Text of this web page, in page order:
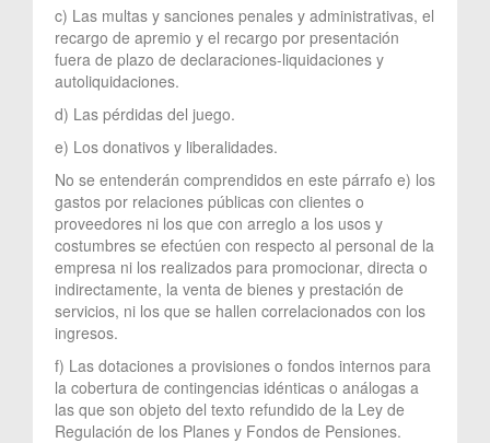
c) Las multas y sanciones penales y administrativas, el
recargo de apremio y el recargo por presentación
fuera de plazo de declaraciones-liquidaciones y
autoliquidaciones.
d) Las pérdidas del juego.
e) Los donativos y liberalidades.
No se entenderán comprendidos en este párrafo e) los
gastos por relaciones públicas con clientes o
proveedores ni los que con arreglo a los usos y
costumbres se efectúen con respecto al personal de la
empresa ni los realizados para promocionar, directa o
indirectamente, la venta de bienes y prestación de
servicios, ni los que se hallen correlacionados con los
ingresos.
f) Las dotaciones a provisiones o fondos internos para
la cobertura de contingencias idénticas o análogas a
las que son objeto del texto refundido de la Ley de
Regulación de los Planes y Fondos de Pensiones.